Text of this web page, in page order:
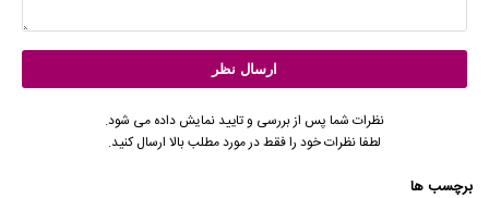
نظرات شما پس از بررسی و تایید نمایش داده می شود.
لطفا نظرات خود را فقط در مورد مطلب بالا ارسال کنید.
برچسب ها